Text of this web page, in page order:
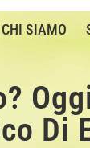
CHI SIAMO
Di